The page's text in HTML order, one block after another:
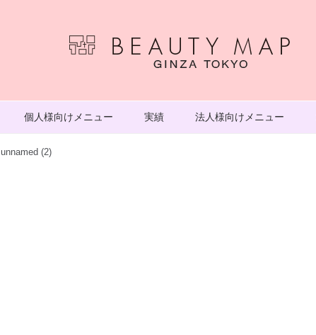
個人様向けメニュー 実績 法人様向けメニュー
unnamed (2)